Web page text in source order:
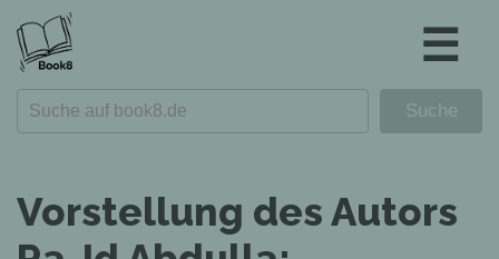
☰
Vorstellung des Autors